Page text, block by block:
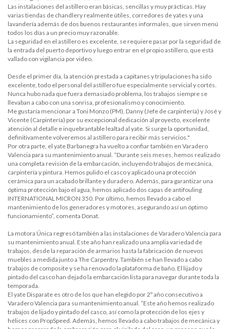
Las instalaciones del astillero eran básicas, sencillas y muy prácticas. Hay
varias tiendas de chandlery realmente útiles, corredores de yates y una
lavandería además de dos buenos restaurantes informales, que sirven menú
todos los días a un precio muy razonable.
La seguridad en el astillero es excelente, se requiere pasar por la seguridad de
la entrada del puerto deportivo y luego entrar en el propio astillero, que está
vallado con vigilancia por video.
Desde el primer día, la atención prestada a capitanes y tripulaciones ha sido
excelente, todo el personal del astillero fue especialmente servicial y cortés.
Nunca hubo nada que fuera demasiado problema, los trabajos siempre se
llevaban a cabo con una sonrisa, profesionalismo y conocimiento.
Me gustaría mencionar a Toni Monzo (PM), Danny (Jefe de carpintería) y José y
Vicente (Carpintería) por su excepcional dedicación al proyecto, excelente
atención al detalle e inquebrantable lealtad al yate. Si surge la oportunidad,
definitivamente volveremos al astillero para recibir más servicios."
Por otra parte, el yate Barbanegra ha vuelto a confiar también en Varadero
Valencia para su mantenimiento anual. “Durante seis meses, hemos realizado
una completa revisión de la embarcación, incluyendo trabajos de mecánica,
carpintería y pintura. Hemos pulido el casco y aplicado una protección
cerámica para un acabado brillante y duradero. Además, para garantizar una
óptima protección bajo el agua, hemos aplicado dos capas de antifouling
INTERNATIONAL MICRON 350. Por último, hemos llevado a cabo el
mantenimiento de los generadores y motores, asegurando así un óptimo
funcionamiento”, comenta Donat.
La motora Única regresó también a las instalaciones de Varadero Valencia para
su mantenimiento anual. Este año han realizado una amplia variedad de
trabajos, desde la reparación de armarios hasta la fabricación de nuevos
muebles a medida junto a The Carpentry. También se han llevado a cabo
trabajos de composite y se ha renovado la plataforma de baño. El lijado y
pintado del casco han dejado la embarcación lista para navegar durante toda la
temporada.
El yate Disparate es otro de los que han elegido por 2º año consecutivo a
Varadero Valencia para su mantenimiento anual. “Este año hemos realizado
trabajos de lijado y pintado del casco, así como la protección de los ejes y
hélices con PropSpeed. Además, hemos llevado a cabo trabajos de mecánica y